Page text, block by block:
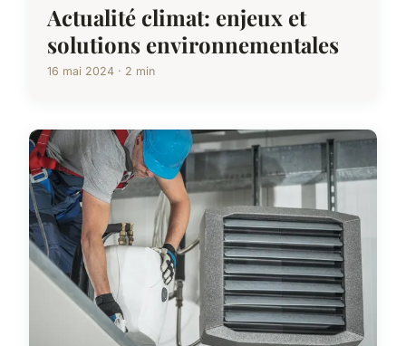
Actualité climat: enjeux et
solutions environnementales
16 mai 2024 · 2 min